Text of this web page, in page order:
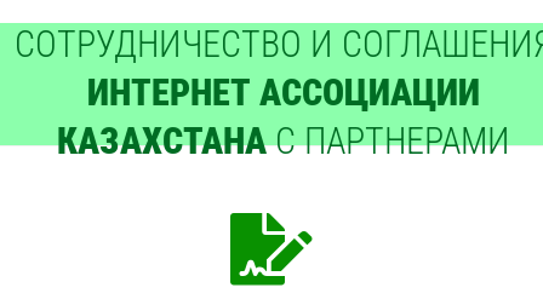
СОТРУДНИЧЕСТВО И
ИНТЕРНЕТ АССОЦИАЦИИ
КАЗАХСТАНАС ПАРТНЕРАМИ